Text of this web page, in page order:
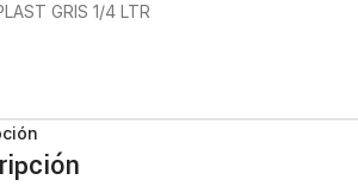
GRIS 1/4 LTR